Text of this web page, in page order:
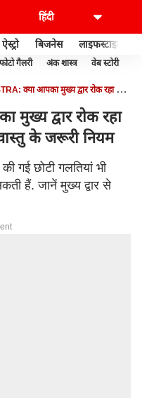
ऐस्ट्रो बिजनेस लाइफस्टाइल
फोटो गैलरी अंक शास्त्र वेब स्टोरी
क्या आपका मुख्य द्वार रोक रहा है घर
द्वार रोक रहा
के जरूरी नियम
गई छोटी गलतियां भी
हैं. जानें मुख्य द्वार से